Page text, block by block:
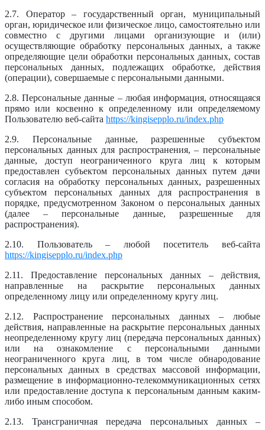
2.7. Оператор – государственный орган, муниципальный
орган, юридическое или физическое лицо, самостоятельно или
совместно с другими лицами организующие и (или)
осуществляющие обработку персональных данных, а также
определяющие цели обработки персональных данных, состав
персональных данных, подлежащих обработке, действия
(операции), совершаемые с персональными данными.
2.8. Персональные данные – любая информация, относящаяся
прямо или косвенно к определенному или определяемому
Пользователю веб-сайта https://kingisepplo.ru/index.php
2.9. Персональные данные, разрешенные субъектом
персональных данных для распространения, – персональные
данные, доступ неограниченного круга лиц к которым
предоставлен субъектом персональных данных путем дачи
согласия на обработку персональных данных, разрешенных
субъектом персональных данных для распространения в
порядке, предусмотренном Законом о персональных данных
(далее – персональные данные, разрешенные для
распространения).
2.10. Пользователь – любой посетитель веб-сайта
https://kingisepplo.ru/index.php
2.11. Предоставление персональных данных – действия,
направленные на раскрытие персональных данных
определенному лицу или определенному кругу лиц.
2.12. Распространение персональных данных – любые
действия, направленные на раскрытие персональных данных
неопределенному кругу лиц (передача персональных данных)
или на ознакомление с персональными данными
неограниченного круга лиц, в том числе обнародование
персональных данных в средствах массовой информации,
размещение в информационно-телекоммуникационных сетях
или предоставление доступа к персональным данным каким-
либо иным способом.
2.13. Трансграничная передача персональных данных –